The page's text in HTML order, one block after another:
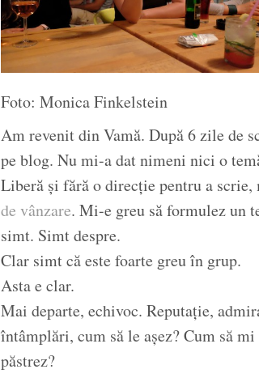
Foto: Monica Finkelstein
Am revenit din Vamă. După 6 zile de
pe blog. Nu mi-a dat nimeni nici o
Liberă și fără o direcție pentru a scrie,
de vânzare. Mi-e greu să formulez un
simt. Simt despre.
Clar simt că este foarte greu în grup.
Asta e clar.
Mai departe, echivoc. Reputație,
întâmplări, cum să le așez? Cum să
păstrez?